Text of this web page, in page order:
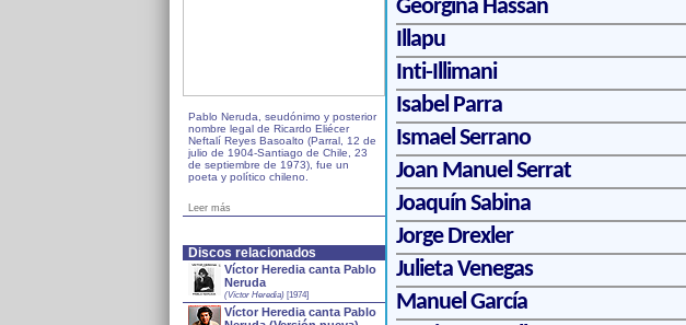
Pablo Neruda, seudónimo y posterior
nombre legal de Ricardo Eliécer
Neftalí Reyes Basoalto (Parral, 12 de
julio de 1904-Santiago de Chile, 23
de septiembre de 1973), fue un
poeta y político chileno.
Leer más
Discos relacionados
Víctor Heredia canta Pablo
Neruda
(Víctor Heredia)[1974]
Víctor Heredia canta Pablo
Georgina Hassan
Illapu
Inti-Illimani
Isabel Parra
Ismael Serrano
Joan Manuel Serrat
Joaquín Sabina
Jorge Drexler
Julieta Venegas
Manuel García